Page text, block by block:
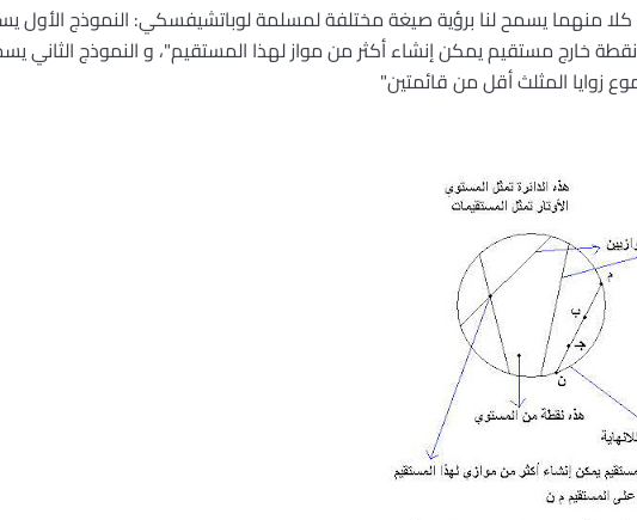
منهما يسمح لنا برؤية صيغة مختلفة لمسلمة لوباتشيفسكي: النموذج الأول
خارج مستقيم يمكن إنشاء أكثر من مواز لهذا المستقيم"، و النموذج الثاني
زوايا المثلث أقل من قائمتين"